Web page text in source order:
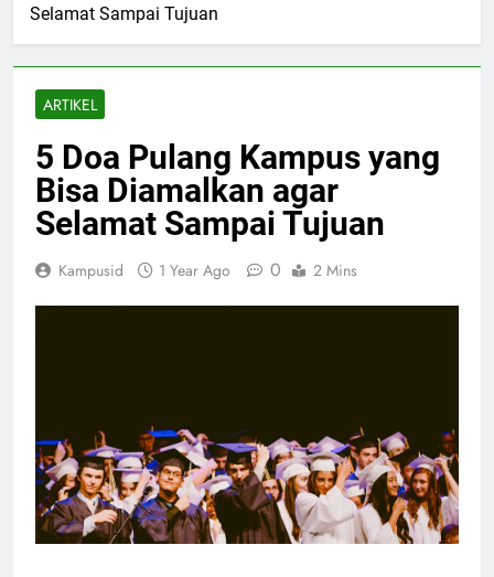
Selamat Sampai Tujuan
ARTIKEL
5 Doa Pulang Kampus yang
Bisa Diamalkan agar
Selamat Sampai Tujuan
Kampusid 1 Year Ago 0 2 Mins